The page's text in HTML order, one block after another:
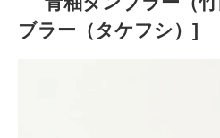
ブラー（タケフシ）]